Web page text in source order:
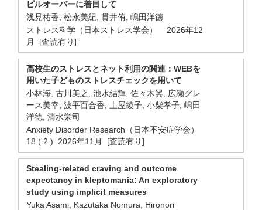
ピルオーバーに着目して
浅見祐香, 松永美紀, 貫井侑, 嶋田洋徳
ストレス科学（日本ストレス学会） 2026年12
月 [査読有り]
高校生のストレスとネット利用の関連：WEBを
用いた子どものストレスチェックを用いて
小林海, 古川美之, 池水結輝, 佐々木翼, 広瀬グレ
ース美幸, 波平百合香, 土屋綾子, 小柴孝子, 嶋田
洋徳, 清水栄司
Anxiety Disorder Research（日本不安症学会）
18 ( 2 ) 2026年11月 [査読有り]
Stealing-related craving and outcome
expectancy in kleptomania: An exploratory
study using implicit measures
Yuka Asami, Kazutaka Nomura, Hironori